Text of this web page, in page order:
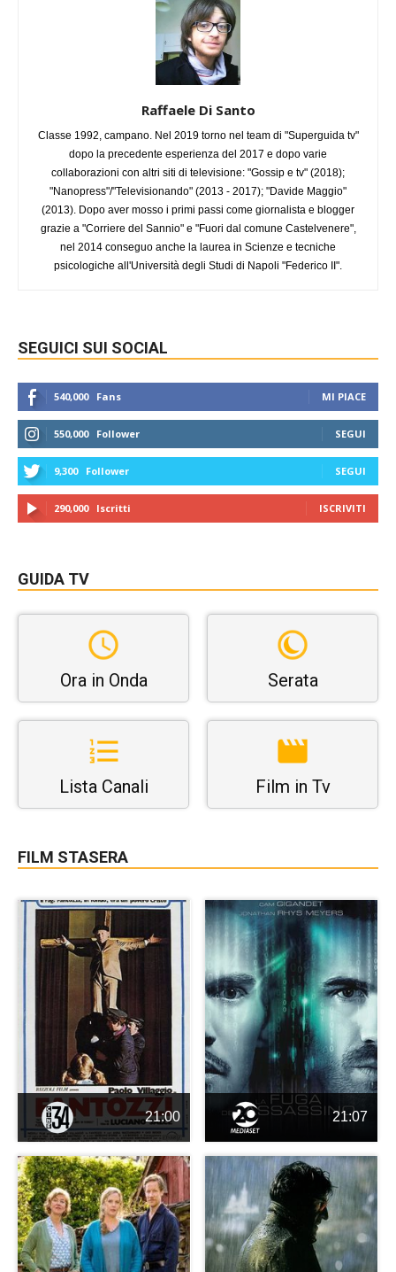
Raffaele Di Santo
Classe 1992, campano. Nel 2019 torno nel team di "Superguida tv"
dopo la precedente esperienza del 2017 e dopo varie
collaborazioni con altri siti di televisione: "Gossip e tv" (2018);
"Nanopress"/"Televisionando" (2013 - 2017); "Davide Maggio"
(2013). Dopo aver mosso i primi passi come giornalista e blogger
grazie a "Corriere del Sannio" e "Fuori dal comune Castelvenere",
nel 2014 conseguo anche la laurea in Scienze e tecniche
psicologiche all'Università degli Studi di Napoli "Federico II".
SEGUICI SUI SOCIAL
540,000 Fans MI PIACE
550,000 Follower SEGUI
9,300 Follower SEGUI
290,000 Iscritti ISCRIVITI
GUIDA TV
Ora in Onda Serata
Lista Canali Film in Tv
FILM STASERA
21:00 21:07